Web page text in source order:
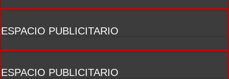
ESPACIO PUBLICITARIO
ESPACIO PUBLICITARIO